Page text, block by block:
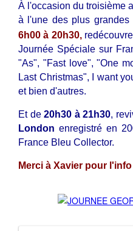
À l'occasion du troisième
à l'une des plus grandes
6h00 à 20h30,
Journée Spéciale sur
"As", "Fast love", "One
Last Christmas", I want
et bien d'autres.
Et de20h30 à 21h30,
London enregistré en
France Bleu Collector.
Merci à Xavier pour l'info